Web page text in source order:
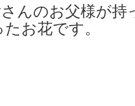
んのお父様が持
お花です。